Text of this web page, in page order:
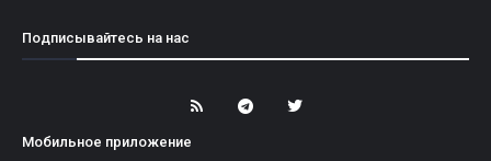
Подписывайтесь на нас
Мобильное приложение